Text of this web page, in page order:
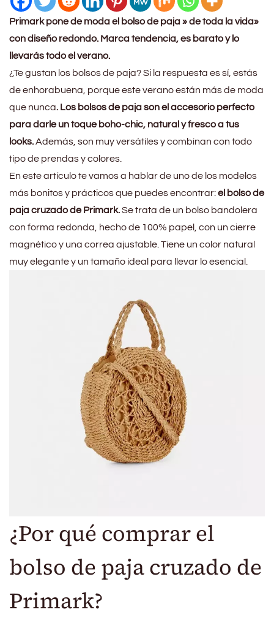
Primark pone de moda el bolso de paja » de toda la vida»
con diseño redondo. Marca tendencia, es barato y lo
llevarás todo el verano.
¿Te gustan los bolsos de paja? Si la respuesta es sí, estás
de enhorabuena, porque este verano están más de moda
que nunca. Los bolsos de paja son el accesorio perfecto
para darle un toque boho-chic, natural y fresco a tus
looks.Además, son muy versátiles y combinan con todo
tipo de prendas y colores.
En este artículo te vamos a hablar de uno de los modelos
más bonitos y prácticos que puedes encontrar:el bolso de
paja cruzado de Primark.Se trata de un bolso bandolera
con forma redonda, hecho de 100% papel, con un cierre
magnético y una correa ajustable. Tiene un color natural
muy elegante y un tamaño ideal para llevar lo esencial.
¿Por qué comprar el
bolso de paja cruzado de
Primark?